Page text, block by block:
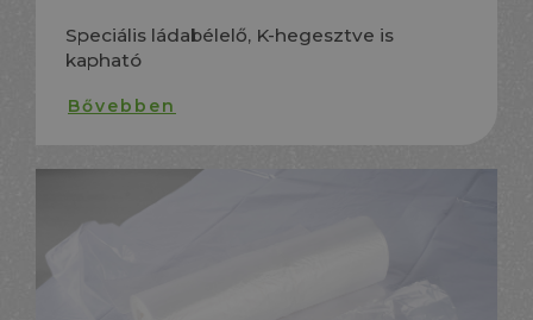
Speciális ládabélelő, K-hegesztve is
kapható
Bővebben